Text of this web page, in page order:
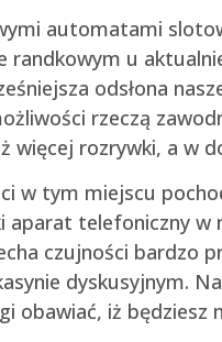
automatami
u
odsłona
rzeczą
więcej rozrywki, a
w tym miejscu
telefoniczny
czujności bardzo
dyskusyjnym.
obawiać, iż będziesz